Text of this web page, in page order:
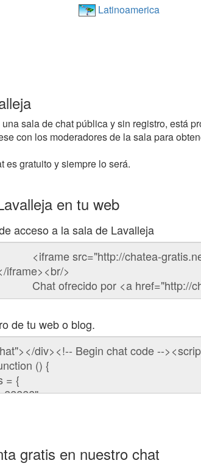
Latinoamerica
sala de chat pública y sin registro, está
con los moderadores de la sala para
es gratuito y siempre lo será.
en tu web
acceso a la sala de Lavalleja
de tu web o blog.
gratis en nuestro chat